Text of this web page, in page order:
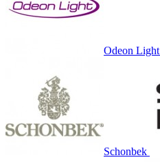
Odeon Light
Schonbek